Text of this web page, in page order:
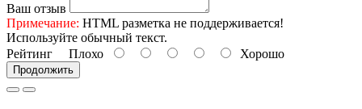
Ваш отзыв
Примечание: HTML разметка не поддерживается!
Используйте обычный текст.
Рейтинг Плохо Хорошо
Продолжить